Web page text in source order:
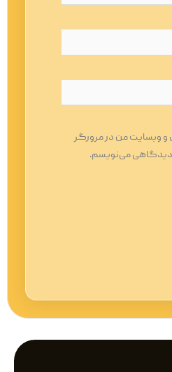
و وبسایت من در مرورگر
دیدگاهی می‌نویسم.